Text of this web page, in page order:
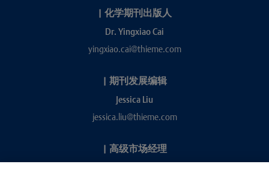
| 化学期刊出版人
Dr. Yingxiao Cai
yingxiao.cai@thieme.com
| 期刊发展编辑
Jessica Liu
jessica.liu@thieme.com
| 高级市场经理